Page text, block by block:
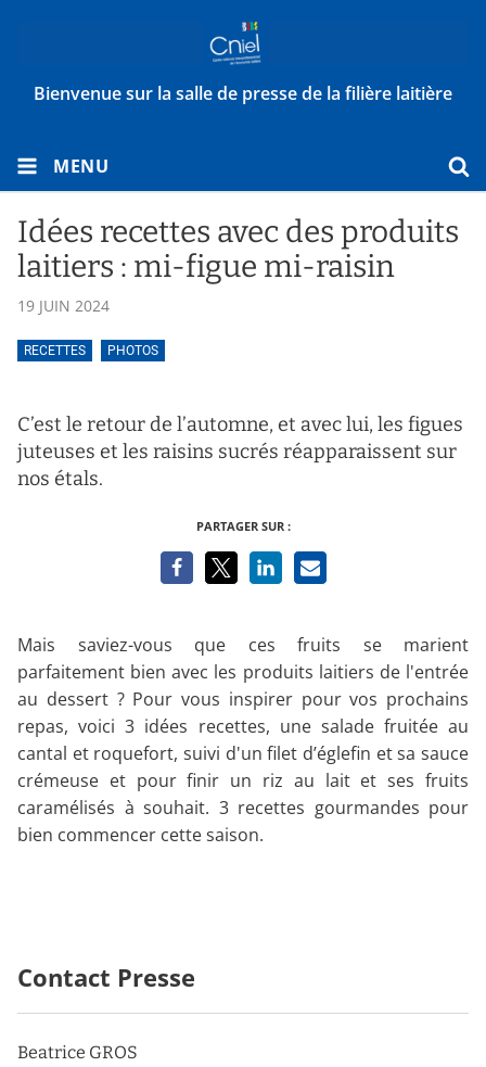
Bienvenue sur la salle de presse de la filière laitière
MENU
Idées recettes avec des produits
laitiers : mi-figue mi-raisin
19 JUIN 2024
RECETTES PHOTOS
C’est le retour de l’automne, et avec lui, les figues
juteuses et les raisins sucrés réapparaissent sur
nos étals.
PARTAGER SUR :
Mais saviez-vous que ces fruits se marient
parfaitement bien avec les produits laitiers de l'entrée
au dessert ? Pour vous inspirer pour vos prochains
repas, voici 3 idées recettes, une salade fruitée au
cantal et roquefort, suivi d'un filet d’églefin et sa sauce
crémeuse et pour finir un riz au lait et ses fruits
caramélisés à souhait. 3 recettes gourmandes pour
bien commencer cette saison.
Contact Presse
Beatrice GROS